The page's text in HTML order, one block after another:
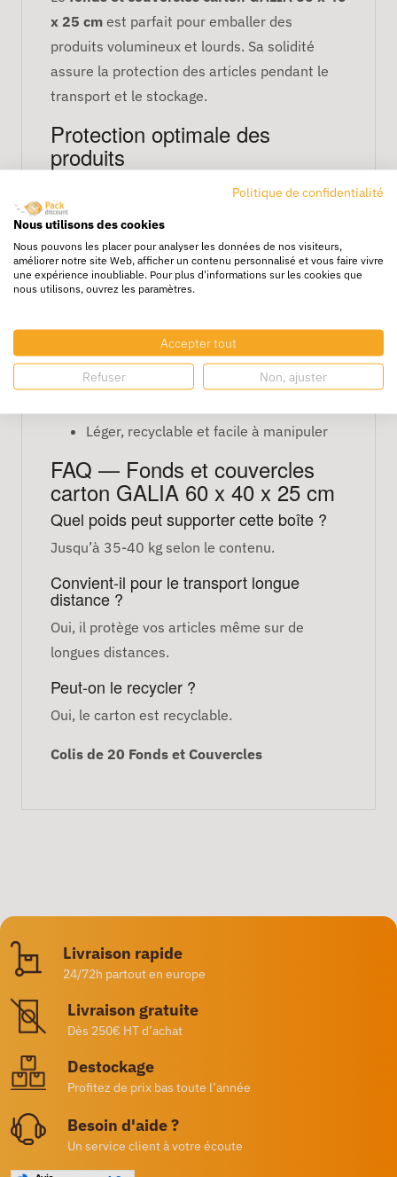
x 25 cm est parfait pour emballer des
produits volumineux et lourds. Sa solidité
assure la protection des articles pendant le
transport et le stockage.
Protection optimale des
produits
, il protège
efficacement contre chocs et vibrations et
Caractéristiques principales
Matériau : carton solide
Protection contre chocs et vibrations
Adapté aux produits volumineux et
Léger, recyclable et facile à manipuler
FAQ — Fonds et couvercles
carton GALIA 60 x 40 x 25 cm
Quel poids peut supporter cette boîte ?
Jusqu’à 35-40 kg selon le contenu.
Convient-il pour le transport longue
distance ?
Oui, il protège vos articles même sur de
longues distances.
Peut-on le recycler ?
Oui, le carton est recyclable.
Colis de 20 Fonds et Couvercles
Livraison rapide
24/72h partout en europe
Livraison gratuite
Dès 250€ HT d’achat
Destockage
Profitez de prix bas toute l’année
Besoin d'aide ?
Un service client à votre écoute
Politique de confidentialité
Nous utilisons des cookies
Nous pouvons les placer pour analyser les données de nos visiteurs,
améliorer notre site Web, afficher un contenu personnalisé et vous faire vivre
une expérience inoubliable. Pour plus d'informations sur les cookies que
nous utilisons, ouvrez les paramètres.
Accepter tout
Refuser Non, ajuster